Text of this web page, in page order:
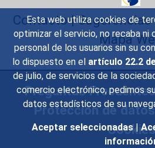
Esta web utiliza cookies de
optimizar el servicio, no recaba
personal de los usuarios sin su
lo dispuesto en el artículo 22.2
de julio, de servicios de la
comercio electrónico, pedimos
datos estadísticos de su
Aceptar seleccionadas |
Contacto|Sugerencias
Mapa
Preguntas Frecuentes
Protección de datos
Cookies